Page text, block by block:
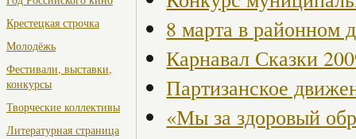
Крестецкая строчка
Молодёжь
Фестивали, выставки,
конкурсы
Творческие коллективы
Литературная страница
8 марта в районном
Карнавал Сказки
Партизанское
«Мы за здоровый